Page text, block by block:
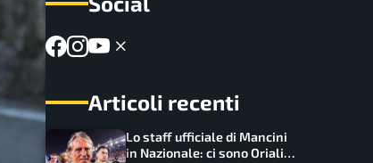
Articoli recenti
Lo staff ufficiale di Mancini
in Nazionale: ci sono Oriali e